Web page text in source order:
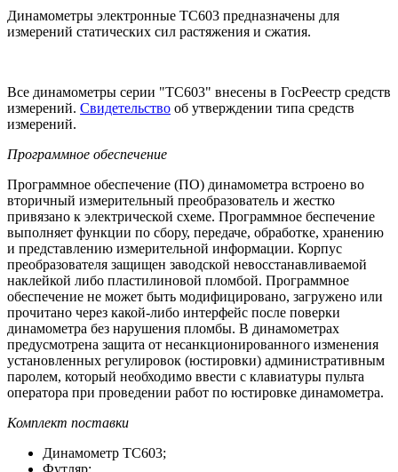
Динамометры электронные ТС603 предназначены для
измерений статических сил растяжения и сжатия.
Все динамометры серии "ТС603" внесены в ГосРеестр средств
измерений. Свидетельство об утверждении типа средств
измерений.
Программное обеспечение
Программное обеспечение (ПО) динамометра встроено во
вторичный измерительный преобразователь и жестко
привязано к электрической схеме. Программное беспечение
выполняет функции по сбору, передаче, обработке, хранению
и представлению измерительной информации. Корпус
преобразователя защищен заводской невосстанавливаемой
наклейкой либо пластилиновой пломбой. Программное
обеспечение не может быть модифицировано, загружено или
прочитано через какой-либо интерфейс после поверки
динамометра без нарушения пломбы. В динамометрах
предусмотрена защита от несанкционированного изменения
установленных регулировок (юстировки) административным
паролем, который необходимо ввести с клавиатуры пульта
оператора при проведении работ по юстировке динамометра.
Комплект поставки
Динамометр ТС603;
Футляр;